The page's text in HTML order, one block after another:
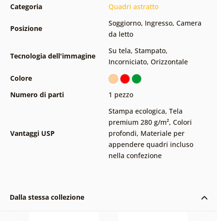
Categoria Quadri astratto
Posizione
Soggiorno, Ingresso, Camera
da letto
Tecnologia dell'immagine
Su tela, Stampato,
Incorniciato, Orizzontale
Colore
Numero di parti
1 pezzo
Vantaggi USP
Stampa ecologica, Tela
premium 280 g/m², Colori
profondi, Materiale per
appendere quadri incluso
nella confezione
Dalla stessa collezione